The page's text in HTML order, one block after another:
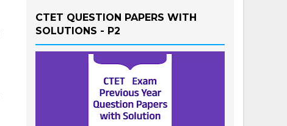
CTET QUESTION PAPERS WITH
SOLUTIONS - P2